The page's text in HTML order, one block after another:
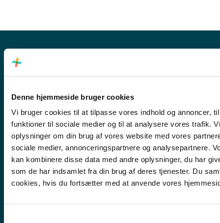
Denne hjemmeside bruger cookies
Vi bruger cookies til at tilpasse vores indhold og annoncer,
funktioner til sociale medier og til at analysere vores trafik.
oplysninger om din brug af vores website med vores
sociale medier, annonceringspartnere og analysepartnere.
kan kombinere disse data med andre oplysninger, du har
som de har indsamlet fra din brug af deres tjenester. Du
cookies, hvis du fortsætter med at anvende vores
Skansevej 2, 3700 Rønne
Mandag, tirsdag, torsdag: 09:00 - 15.00
Onsdag: lukket
Fredag: 09:00 - 12:00
Sdr. Hammer 2C, 3730 Nexø
Åbent tirsdag kl. 09:00 - 15:00